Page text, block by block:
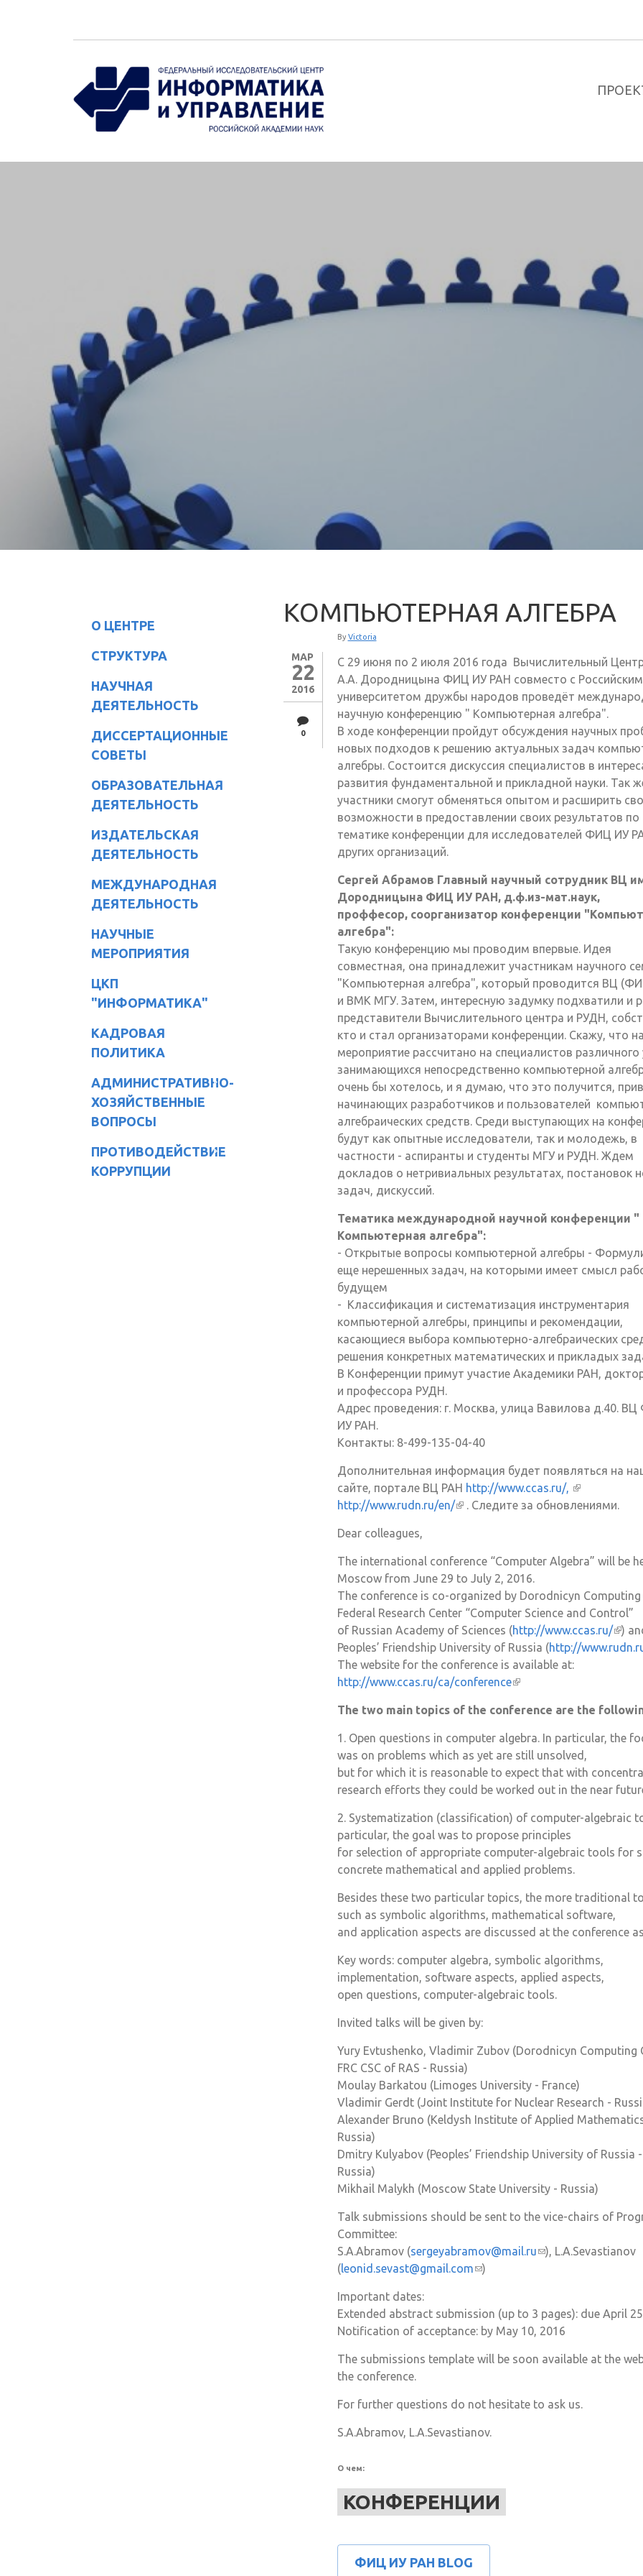
О ЦЕНТРЕ
СТРУКТУРА
НАУЧНАЯ
ДЕЯТЕЛЬНОСТЬ
ДИССЕРТАЦИОННЫЕ
СОВЕТЫ
ОБРАЗОВАТЕЛЬНАЯ
ДЕЯТЕЛЬНОСТЬ
ИЗДАТЕЛЬСКАЯ
ДЕЯТЕЛЬНОСТЬ
МЕЖДУНАРОДНАЯ
ДЕЯТЕЛЬНОСТЬ
НАУЧНЫЕ
МЕРОПРИЯТИЯ
ЦКП
"ИНФОРМАТИКА"
КАДРОВАЯ
ПОЛИТИКА
АДМИНИСТРАТИВНО-
ХОЗЯЙСТВЕННЫЕ
ВОПРОСЫ
ПРОТИВОДЕЙСТВИЕ
КОРРУПЦИИ
КОМПЬЮТЕРНАЯ АЛГЕБРА
МАР
22
2016
0
By Victoria
С 29 июня по 2 июля 2016 года Вычислительный
А.А. Дородницына ФИЦ ИУ РАН совместо с Российским
университетом дружбы народов проведёт
научную конференцию " Компьютерная алгебра".
В ходе конференции пройдут обсуждения научных
новых подходов к решению актуальных задач
алгебры. Состоится дискуссия специалистов в
развития фундаментальной и прикладной науки. Так
участники смогут обменяться опытом и расширить
возможности в предоставлении своих результатов по
тематике конференции для исследователей ФИЦ ИУ
других организаций.
Сергей Абрамов Главный научный сотрудник ВЦ
Дородницына ФИЦ ИУ РАН, д.ф.из-мат.наук,
проффесор, соорганизатор конференции
алгебра":
Такую конференцию мы проводим впервые. Идея
совместная, она принадлежит участникам научного
"Компьютерная алгебра", который проводится ВЦ
и ВМК МГУ. Затем, интересную задумку подхватили и
представители Вычислительного центра и РУДН,
кто и стал организаторами конференции. Скажу, что
мероприятие рассчитано на специалистов различного
занимающихся непосредственно компьютерной
очень бы хотелось, и я думаю, что это получится,
начинающих разработчиков и пользователей
алгебраических средств. Среди выступающих на
будут как опытные исследователи, так и молодежь, в
частности - аспиранты и студенты МГУ и РУДН. Ждем
докладов о нетривиальных результатах, постановок
задач, дискуссий.
Тематика международной научной конференции "
Компьютерная алгебра":
- Открытые вопросы компьютерной алгебры -
еще нерешенных задач, на которыми имеет смысл
будущем
- Классификация и систематизация инструментария
компьютерной алгебры, принципы и рекомендации,
касающиеся выбора компьютерно-алгебраических
решения конкретных математических и прикладых
В Конференции примут участие Академики РАН,
и профессора РУДН.
Адрес проведения: г. Москва, улица Вавилова д.40.
ИУ РАН.
Контакты: 8-499-135-04-40
Дополнительная информация будет появляться на
сайте, портале ВЦ РАН http://www.ccas.ru/, (внешняя
http://www.rudn.ru/en/(внешняя ссылка)
. Следите за обновлениями.
Dear colleagues,
The international conference “Computer Algebra” will be
Moscow from June 29 to July 2, 2016.
The conference is co-organized by Dorodnicyn Computing
Federal Research Center “Computer Science and Control”
of Russian Academy of Sciences (http://www.ccas.ru/
)
Peoples’ Friendship University of Russia (http://
The website for the conference is available at:
http://www.ccas.ru/ca/conference(внешняя ссылка)
The two main topics of the conference are the
1. Open questions in computer algebra. In particular, the
was on problems which as yet are still unsolved,
but for which it is reasonable to expect that with
research efforts they could be worked out in the near
2. Systematization (classification) of computer-algebraic
particular, the goal was to propose principles
for selection of appropriate computer-algebraic tools for
concrete mathematical and applied problems.
Besides these two particular topics, the more traditional
such as symbolic algorithms, mathematical software,
and application aspects are discussed at the conference
Key words: computer algebra, symbolic algorithms,
implementation, software aspects, applied aspects,
open questions, computer-algebraic tools.
Invited talks will be given by:
Yury Evtushenko, Vladimir Zubov (Dorodnicyn Computing
FRC CSC of RAS - Russia)
Moulay Barkatou (Limoges University - France)
Vladimir Gerdt (Joint Institute for Nuclear Research -
Alexander Bruno (Keldysh Institute of Applied
Russia)
Dmitry Kulyabov (Peoples’ Friendship University of Russia -
Russia)
Mikhail Malykh (Moscow State University - Russia)
Talk submissions should be sent to the vice-chairs of
Committee:
S.A.Abramov (sergeyabramov@mail.ru(ссылка для
), L.A.Sevastianov
(leonid.sevast@gmail.com(ссылка для отправки email)
)
Important dates:
Extended abstract submission (up to 3 pages): due April
Notification of acceptance: by May 10, 2016
The submissions template will be soon available at the
the conference.
For further questions do not hesitate to ask us.
S.A.Abramov, L.A.Sevastianov.
О чем:
КОНФЕРЕНЦИИ
ФИЦ ИУ РАН BLOG